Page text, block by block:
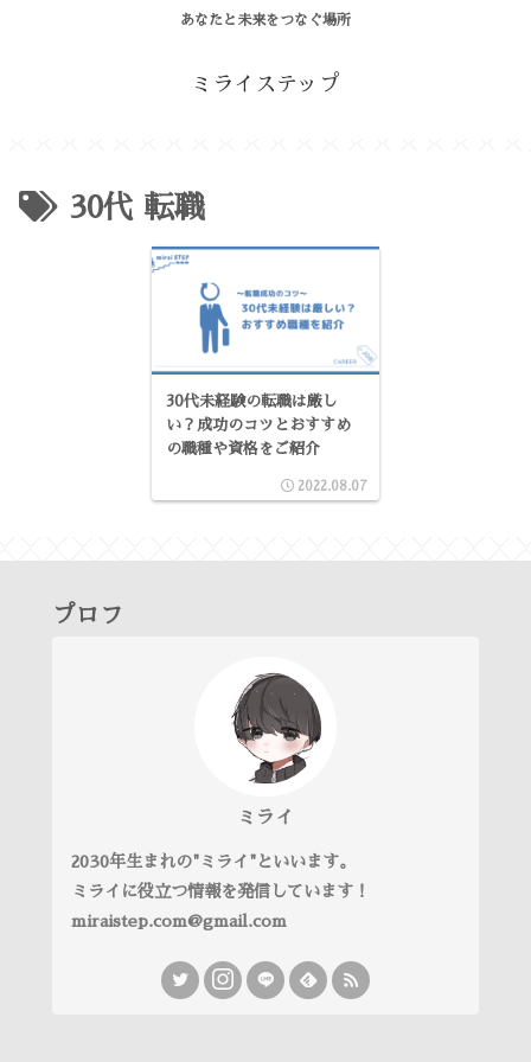
あなたと未来をつなぐ場所
ミライステップ
30代 転職
30代未経験の転職は厳し
い？成功のコツとおすすめ
の職種や資格をご紹介
2022.08.07
プロフ
ミライ
2030年生まれの"ミライ"といいます。
ミライに役立つ情報を発信しています！
miraistep.com@gmail.com